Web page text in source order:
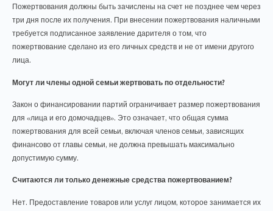
Пожертвования должны быть зачислены на счет не позднее чем через
три дня после их получения. При внесении пожертвования наличными
требуется подписанное заявление дарителя о том, что
пожертвование сделано из его личных средств и не от имени другого
лица.
Могут ли члены одной семьи жертвовать по отдельности?
Закон о финансировании партий ограничивает размер пожертвования
для «лица и его домочадцев». Это означает, что общая сумма
пожертвования для всей семьи, включая членов семьи, зависящих
финансово от главы семьи, не должна превышать максимально
допустимую сумму.
Считаются ли только денежные средства пожертвованием?
Нет. Предоставление товаров или услуг лицом, которое занимается их